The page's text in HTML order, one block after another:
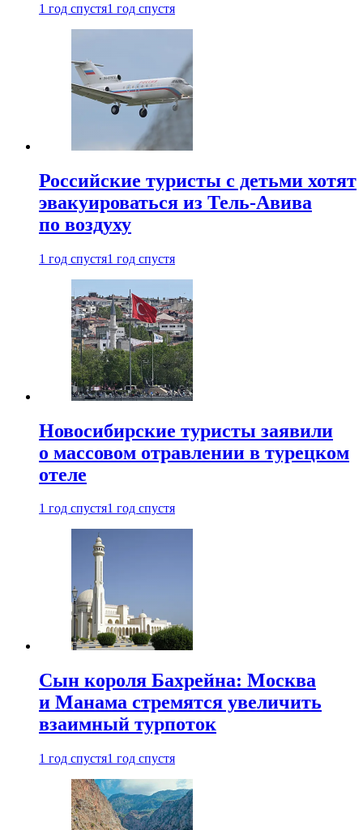
1 год спустя1 год спустя
Российские туристы с детьми хотят
эвакуироваться из Тель-Авива
по воздуху
1 год спустя1 год спустя
Новосибирские туристы заявили
о массовом отравлении в турецком
отеле
1 год спустя1 год спустя
Сын короля Бахрейна: Москва
и Манама стремятся увеличить
взаимный турпоток
1 год спустя1 год спустя